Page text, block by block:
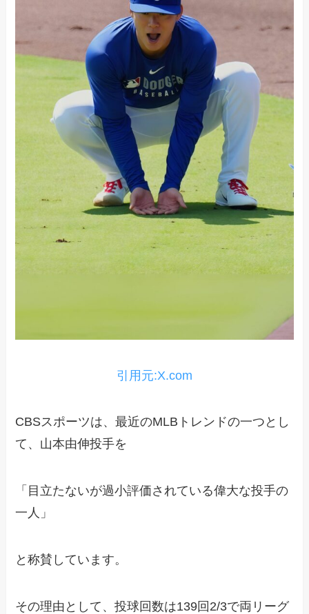
引用元:X.com
CBSスポーツは、最近のMLBトレンドの一つとし
て、山本由伸投手を
「目立たないが過小評価されている偉大な投手の
一人」
と称賛しています。
その理由として、投球回数は139回2/3で両リーグ